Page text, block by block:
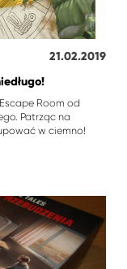
21.02.2019
Room od
Patrząc na
w ciemno!